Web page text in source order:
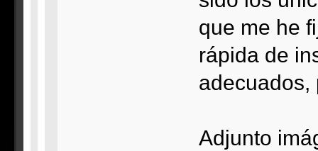
que me he
rápida de
adecuados,
Adjunto